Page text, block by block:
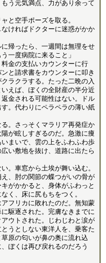
う元気満点、力があり余って
と空手ポーズを取る。
ければドクターに迷惑がかか
帰ったら、一週間は無理をせ
一度病院に来ること」
金の支払いカウンターに行
と請求書をカウンターに叩き
ラクラする。たった二晩の入
えば、ぼくの全財産の半分近
金される可能性はない。ドル
。代わりにペラペラの薄い紙
。さっそくマラリア再発症か
が眩しすぎるのだ。急激に痩
まいで、雲の上をふわふわ歩
い敷地を抜け、道路に出たら
。車窓から土埃が舞い込む。
、肘の関節の蝶つがいの骨が
がかかると、身体がふわっと
く、床に尻もちをつく。
フリカに敗れたのだ。無知蒙
駆逐された。完膚なきまでに
ウトされた。じわじわと涙が
うとしない東洋人を、乗客た
原の匂いが鼻の奥に流れ込
ぼくは再び戻れるのだろう